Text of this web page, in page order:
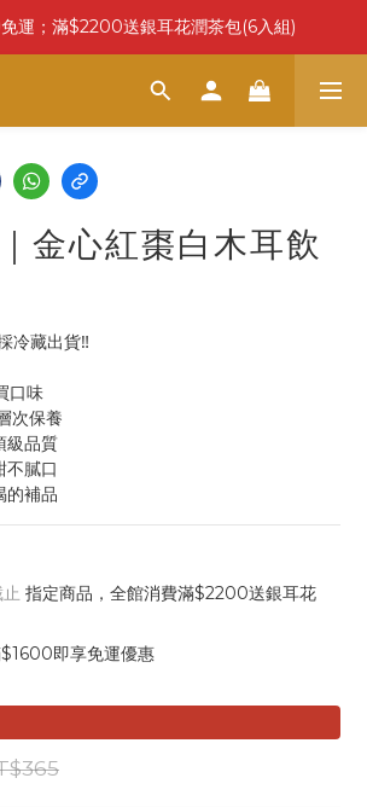
運；滿$2200送銀耳花潤茶包(6入組)
金心紅棗白木耳飲
冷藏出貨‼
口味
次保養
級品質
不膩口
的補品
指定商品，全館消費滿$2200送銀耳花
即享免運優惠